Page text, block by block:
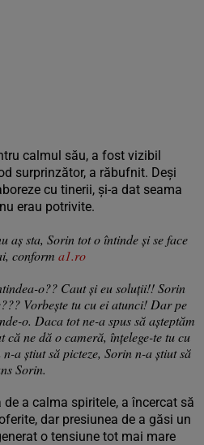
calmul său, a fost vizibil
surprinzător, a răbufnit. Deși
cu tinerii, și-a dat seama
erau potrivite.
aș sta, Sorin tot o întinde și se face
conform a1.ro
o?? Caut și eu soluții!! Sorin
Vorbește tu cu ei atunci! Dar pe
o. Daca tot ne-a spus să așteptăm
că ne dă o cameră, înțelege-te tu cu
a știut să picteze, Sorin n-a știut să
Sorin.
a calma spiritele, a încercat să
dar presiunea de a găsi un
o tensiune tot mai mare